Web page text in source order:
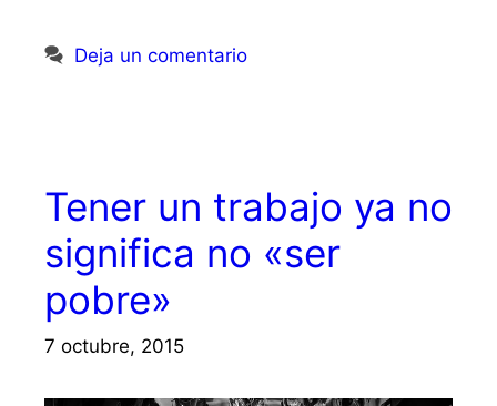
Deja un comentario
Tener un trabajo ya no
significa no «ser
pobre»
7 octubre, 2015